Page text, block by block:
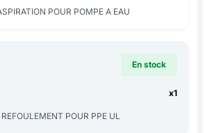
POUR POMPE A EAU
En stock
x1
POUR PPE UL